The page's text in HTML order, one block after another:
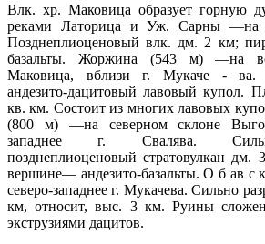
Влк. хр. Маковица образует горную
реками Латорица и Уж. Сарны —на
Позднеплиоценовый влк. дм. 2 км;
базальты. Жоржина (543 м) —на
Маковица, вблизи г. Мукаче - ва.
андезито-дацитовый лавовый купол.
кв. км. Состоит из многих лавовых
(800 м) —на северном склоне
западнее г. Свалява.
позднеплиоценовый стратовулкан
вершине— андезито-базальты. О б ав
северо-западнее г. Мукачева. Сильно
км, относит, выс. 3 км. Руины
экструзиями дацитов.